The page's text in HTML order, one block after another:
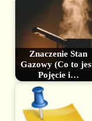
Znaczenie Stan
Gazowy (Co to
Pojęcie i…